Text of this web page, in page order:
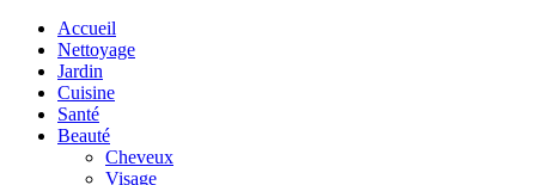
Accueil
Nettoyage
Jardin
Cuisine
Santé
Beauté
Cheveux
Visage